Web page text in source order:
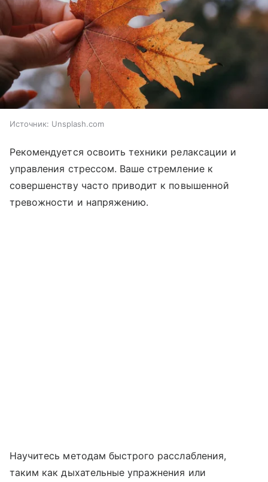
Источник: Unsplash.com
Рекомендуется освоить техники релаксации и
управления стрессом. Ваше стремление к
совершенству часто приводит к повышенной
тревожности и напряжению.
Научитесь методам быстрого расслабления,
таким как дыхательные упражнения или